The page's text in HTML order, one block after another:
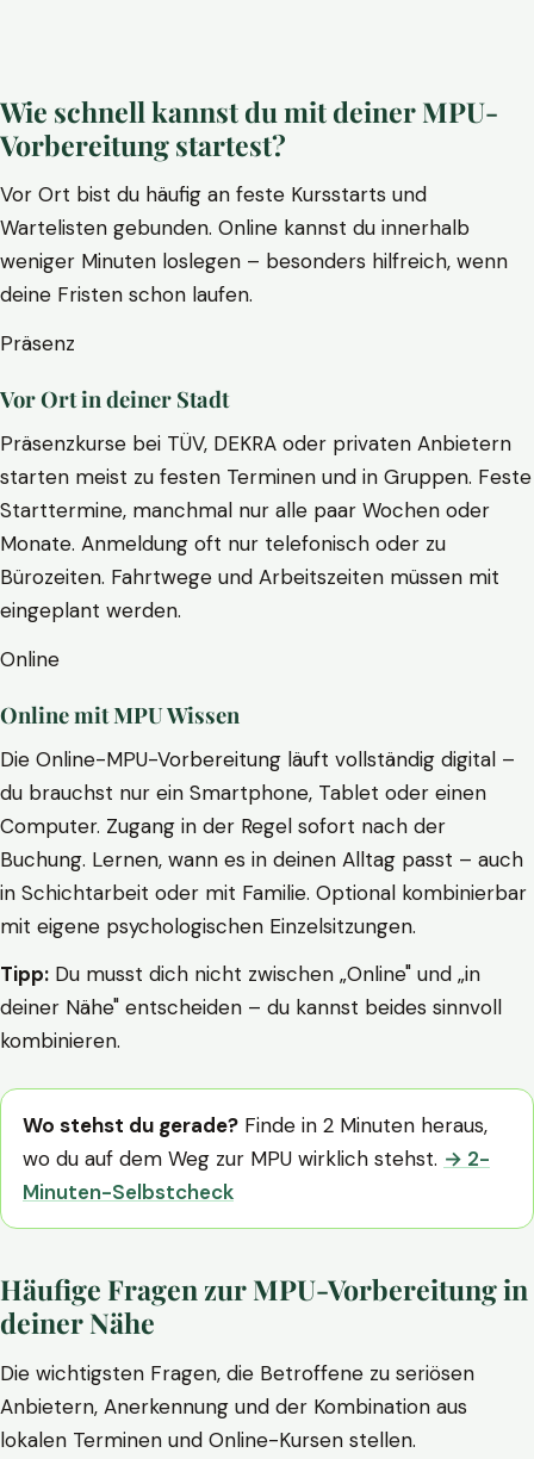
Wie schnell kannst du mit deiner MPU-
Vorbereitung startest?
Vor Ort bist du häufig an feste Kursstarts und
Wartelisten gebunden. Online kannst du innerhalb
weniger Minuten loslegen – besonders hilfreich, wenn
deine Fristen schon laufen.
Präsenz
Vor Ort in deiner Stadt
Präsenzkurse bei TÜV, DEKRA oder privaten Anbietern
starten meist zu festen Terminen und in Gruppen. Feste
Starttermine, manchmal nur alle paar Wochen oder
Monate. Anmeldung oft nur telefonisch oder zu
Bürozeiten. Fahrtwege und Arbeitszeiten müssen mit
eingeplant werden.
Online
Online mit MPU Wissen
Die Online-MPU-Vorbereitung läuft vollständig digital –
du brauchst nur ein Smartphone, Tablet oder einen
Computer. Zugang in der Regel sofort nach der
Buchung. Lernen, wann es in deinen Alltag passt – auch
in Schichtarbeit oder mit Familie. Optional kombinierbar
mit eigene psychologischen Einzelsitzungen.
Tipp: Du musst dich nicht zwischen „Online" und „in
deiner Nähe" entscheiden – du kannst beides sinnvoll
kombinieren.
Wo stehst du gerade? Finde in 2 Minuten heraus,
wo du auf dem Weg zur MPU wirklich stehst. → 2-
Minuten-Selbstcheck
Häufige Fragen zur MPU-Vorbereitung in
deiner Nähe
Die wichtigsten Fragen, die Betroffene zu seriösen
Anbietern, Anerkennung und der Kombination aus
lokalen Terminen und Online-Kursen stellen.